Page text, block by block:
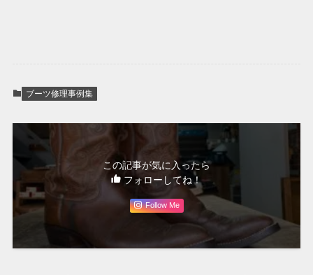
ブーツ修理事例集
この記事が気に入ったら
フォローしてね！
Follow Me